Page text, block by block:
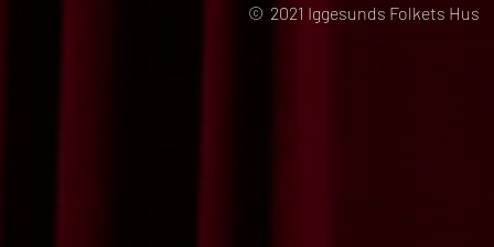
© 2021 Iggesunds Folkets